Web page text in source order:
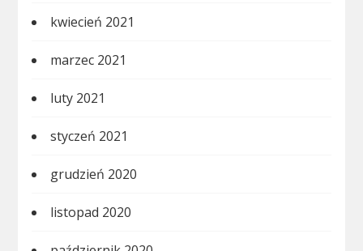
kwiecień 2021
marzec 2021
luty 2021
styczeń 2021
grudzień 2020
listopad 2020